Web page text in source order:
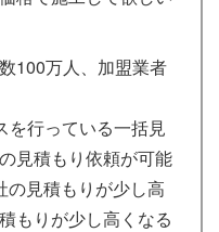
100万人、加盟業者
行っている一括見
見積もり依頼が可能
の見積もりが少し高
もりが少し高くなる